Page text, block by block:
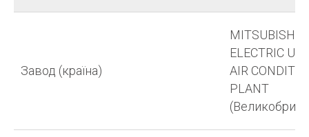
Завод (країна)
MITSUBISHI
ELECTRIC UK
AIR
PLANT